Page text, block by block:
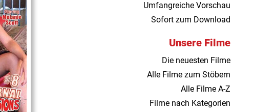
Umfangreiche Vorschau
Sofort zum Download
Unsere Filme
Die neuesten Filme
Alle Filme zum Stöbern
Alle Filme A-Z
Filme nach Kategorien